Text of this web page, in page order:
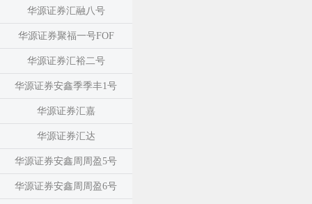
华源证券汇融八号
华源证券聚福一号FOF
华源证券汇裕二号
华源证券安鑫季季丰1号
华源证券汇嘉
华源证券汇达
华源证券安鑫周周盈5号
华源证券安鑫周周盈6号